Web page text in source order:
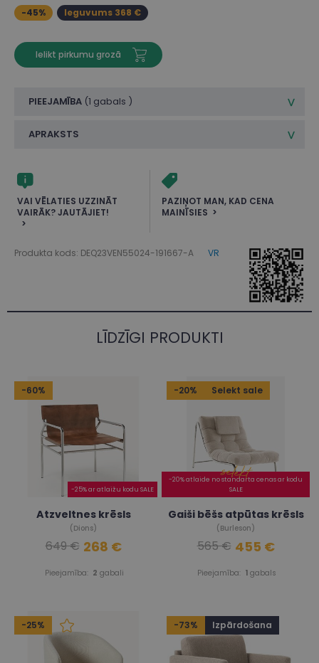
-45% Ieguvums 368 €
Ielikt pirkumu grozā
PIEEJAMĪBA (1 gabals )
APRAKSTS
VAI VĒLATIES UZZINĀT
VAIRĀK? JAUTĀJIET!
PAZIŅOT MAN, KAD CENA
MAINĪSIES
Produkta kods: DEQ23VEN55024-191667-A VR
LĪDZĪGI PRODUKTI
-60%
-25% ar atlaižu kodu SALE
Atzveltnes krēsls
(Dions)
Pieejamība: 2 gabali
649 € 268 €
-20% Selekt sale
-20% atlaide no standarta cenas ar kodu
SALE
Gaiši bēšs atpūtas krēsls
(Burleson)
Pieejamība: 1 gabals
565 € 455 €
-25% -73% Izpārdošana